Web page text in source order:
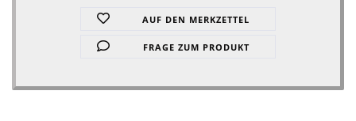
AUF DEN MERKZETTEL
FRAGE ZUM PRODUKT